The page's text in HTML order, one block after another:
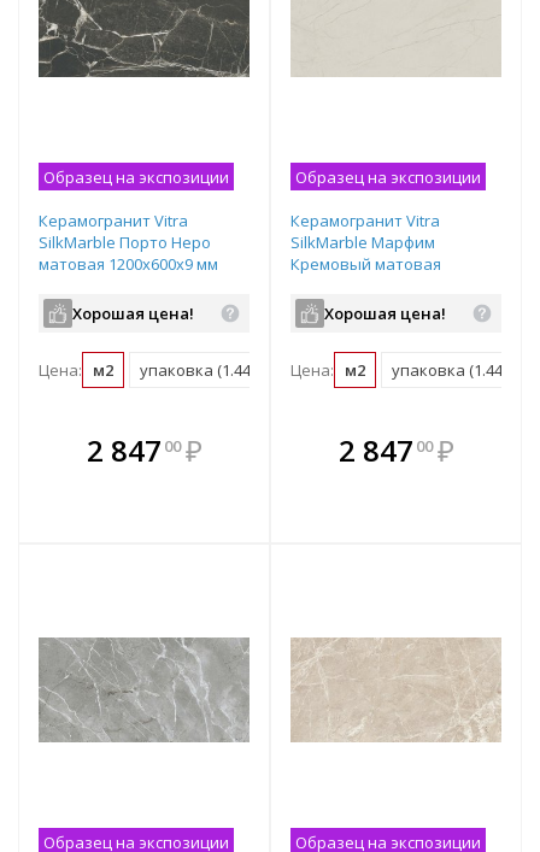
Образец на экспозиции
Керамогранит Vitra
SilkMarble Порто Неро
матовая 1200х600х9 мм
K950299R0001VTSP
Хорошая цена!
Цена: м2 упаковка (1.44 м2)
2 847 00 ₽
В комплекте
всегда выгоднее!
Образец на экспозиции
Керамогранит Vitra
SilkMarble Марфим
Кремовый матовая
плитка K947783R0001VTSP
Хорошая цена!
Цена: м2 упаковка (1.44 м2)
В комплекте
всегда выгоднее!
2 847 00 ₽
Образец на экспозиции
Образец на экспозиции